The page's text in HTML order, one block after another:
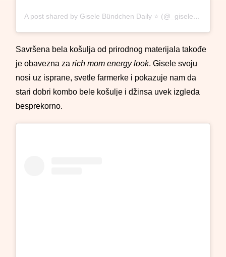
A post shared by Gisele Bündchen Daily ⭐️ (@_giseledaily_)
Savršena bela košulja od prirodnog materijala takođe
je obavezna zarich mom energy look. Gisele svoju
nosi uz isprane, svetle farmerke i pokazuje nam da
stari dobri kombo bele košulje i džinsa uvek izgleda
besprekorno.